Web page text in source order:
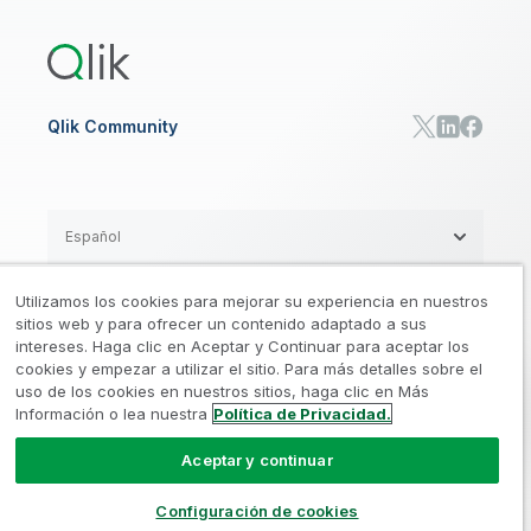
Qlik Community
Legal / Aviso sobre privacidad y cookies
Marcas / Confianza / Condiciones de uso /
No compartir mis datos
© 1993-2026 QlikTech International
AB, todos los derechos reservados
Español
Utilizamos los cookies para mejorar su experiencia en nuestros
sitios web y para ofrecer un contenido adaptado a sus
intereses. Haga clic en Aceptar y Continuar para aceptar los
cookies y empezar a utilizar el sitio. Para más detalles sobre el
uso de los cookies en nuestros sitios, haga clic en Más
Información o lea nuestra Política de Privacidad.
Aceptar y continuar
Configuración de cookies